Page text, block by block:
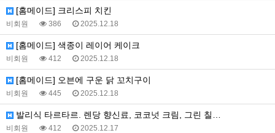
[홈메이드] 크리스피 치킨
비회원 386 2025.12.18
[홈메이드] 색종이 레이어 케이크
비회원 412 2025.12.18
[홈메이드] 오븐에 구운 닭 꼬치구이
비회원 445 2025.12.18
발리식 타르타르. 렌당 향신료, 코코넛 크림, 그린 칠…
비회원 412 2025.12.17